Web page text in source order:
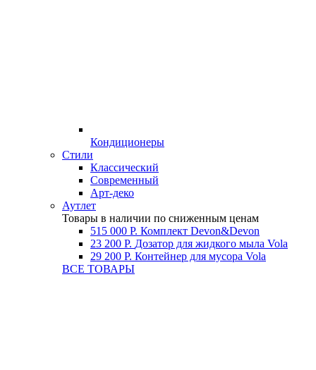
Кондиционеры
Стили
Классический
Современный
Арт-деко
Аутлет
Товары в наличии по сниженным ценам
515 000 Р. Комплект Devon&Devon
23 200 Р. Дозатор для жидкого мыла Vola
29 200 Р. Контейнер для мусора Vola
ВСЕ ТОВАРЫ